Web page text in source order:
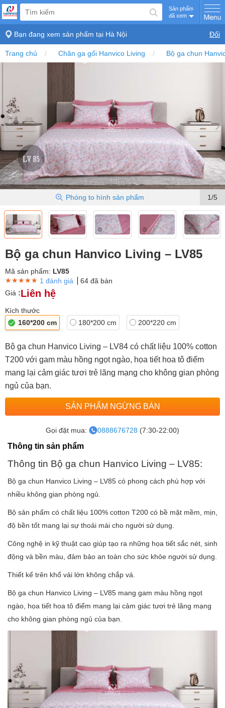
Sản phẩm
đã xem
Bạn đang xem sản phẩm tại Hà Nội Đổi
Trang chủ Chăn ga gối Hanvico Living Bộ ga chun
1/5
Phóng to hình sản phẩm
Bộ ga chun Hanvico Living – LV85
Mã sản phẩm: LV85
★★★★★
★★★★★
★★★★★ 1 đánh giá
64 đã bán
Giá :Liên hệ
Kích thước
160*200 cm
180*200 cm 200*220 cm
Bộ ga chun Hanvico Living – LV84 có chất liệu 100% cotton
T200 với gam màu hồng ngọt ngào, họa tiết hoa tô điểm
mang lại cảm giác tươi trẻ lãng mạng cho không gian phòng
ngủ của bạn.
SẢN PHẨM NGỪNG BÁN
Gọi đặt mua: 0888676728 (7:30-22:00)
Thông tin sản phẩm
Thông tin Bộ ga chun Hanvico Living – LV85:
Bộ ga chun Hanvico Living – LV85 có phong cách phù hợp với
nhiều không gian phòng ngủ.
Bộ sản phẩm có chất liệu 100% cotton T200 có bề mặt mềm, mịn,
độ bền tốt mang lại sự thoải mái cho người sử dụng.
Công nghệ in kỹ thuật cao giúp tạo ra những họa tiết sắc nét, sinh
động và bền màu, đảm bảo an toàn cho sức khỏe người sử dụng.
Thiết kế trên khổ vải lớn không chắp vá.
Bộ ga chun Hanvico Living – LV85 mang gam màu hồng ngọt
ngào, họa tiết hoa tô điểm mang lại cảm giác tươi trẻ lãng mạng
cho không gian phòng ngủ của bạn.